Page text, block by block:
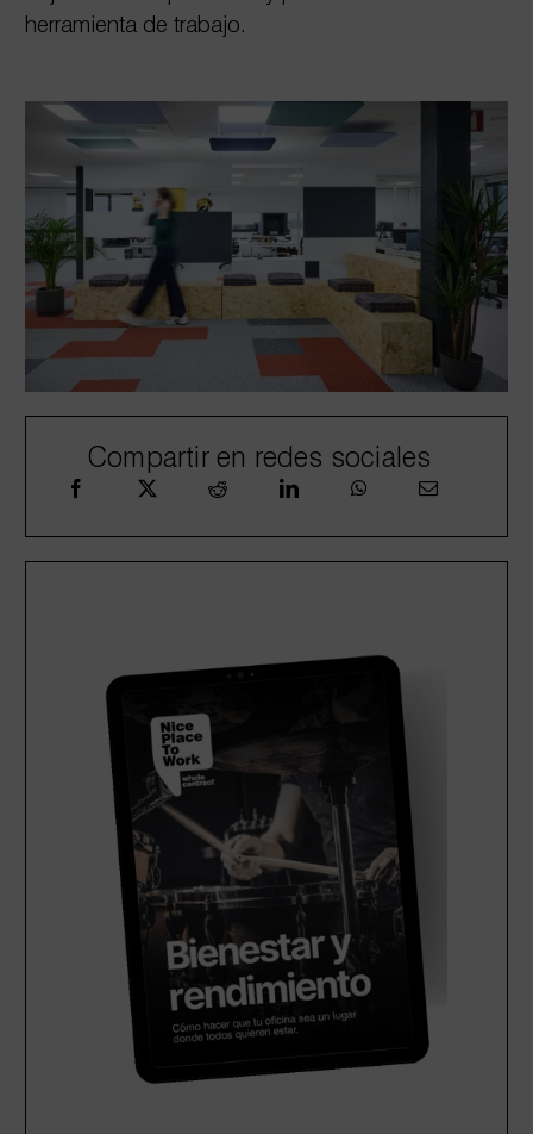
herramienta de trabajo.
Compartir en redes sociales